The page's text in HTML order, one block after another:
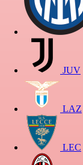
JUV
LAZ
LEC